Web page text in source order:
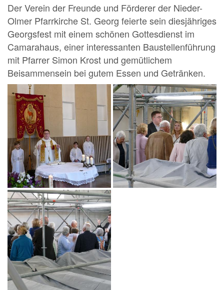
Der Verein der Freunde und Förderer der Nieder-
Olmer Pfarrkirche St. Georg feierte sein diesjähriges
Georgsfest mit einem schönen Gottesdienst im
Camarahaus, einer interessanten Baustellenführung
mit Pfarrer Simon Krost und gemütlichem
Beisammensein bei gutem Essen und Getränken.